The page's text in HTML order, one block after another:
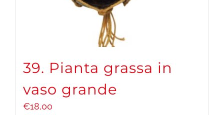
39. Pianta grassa in
vaso grande
€18,00